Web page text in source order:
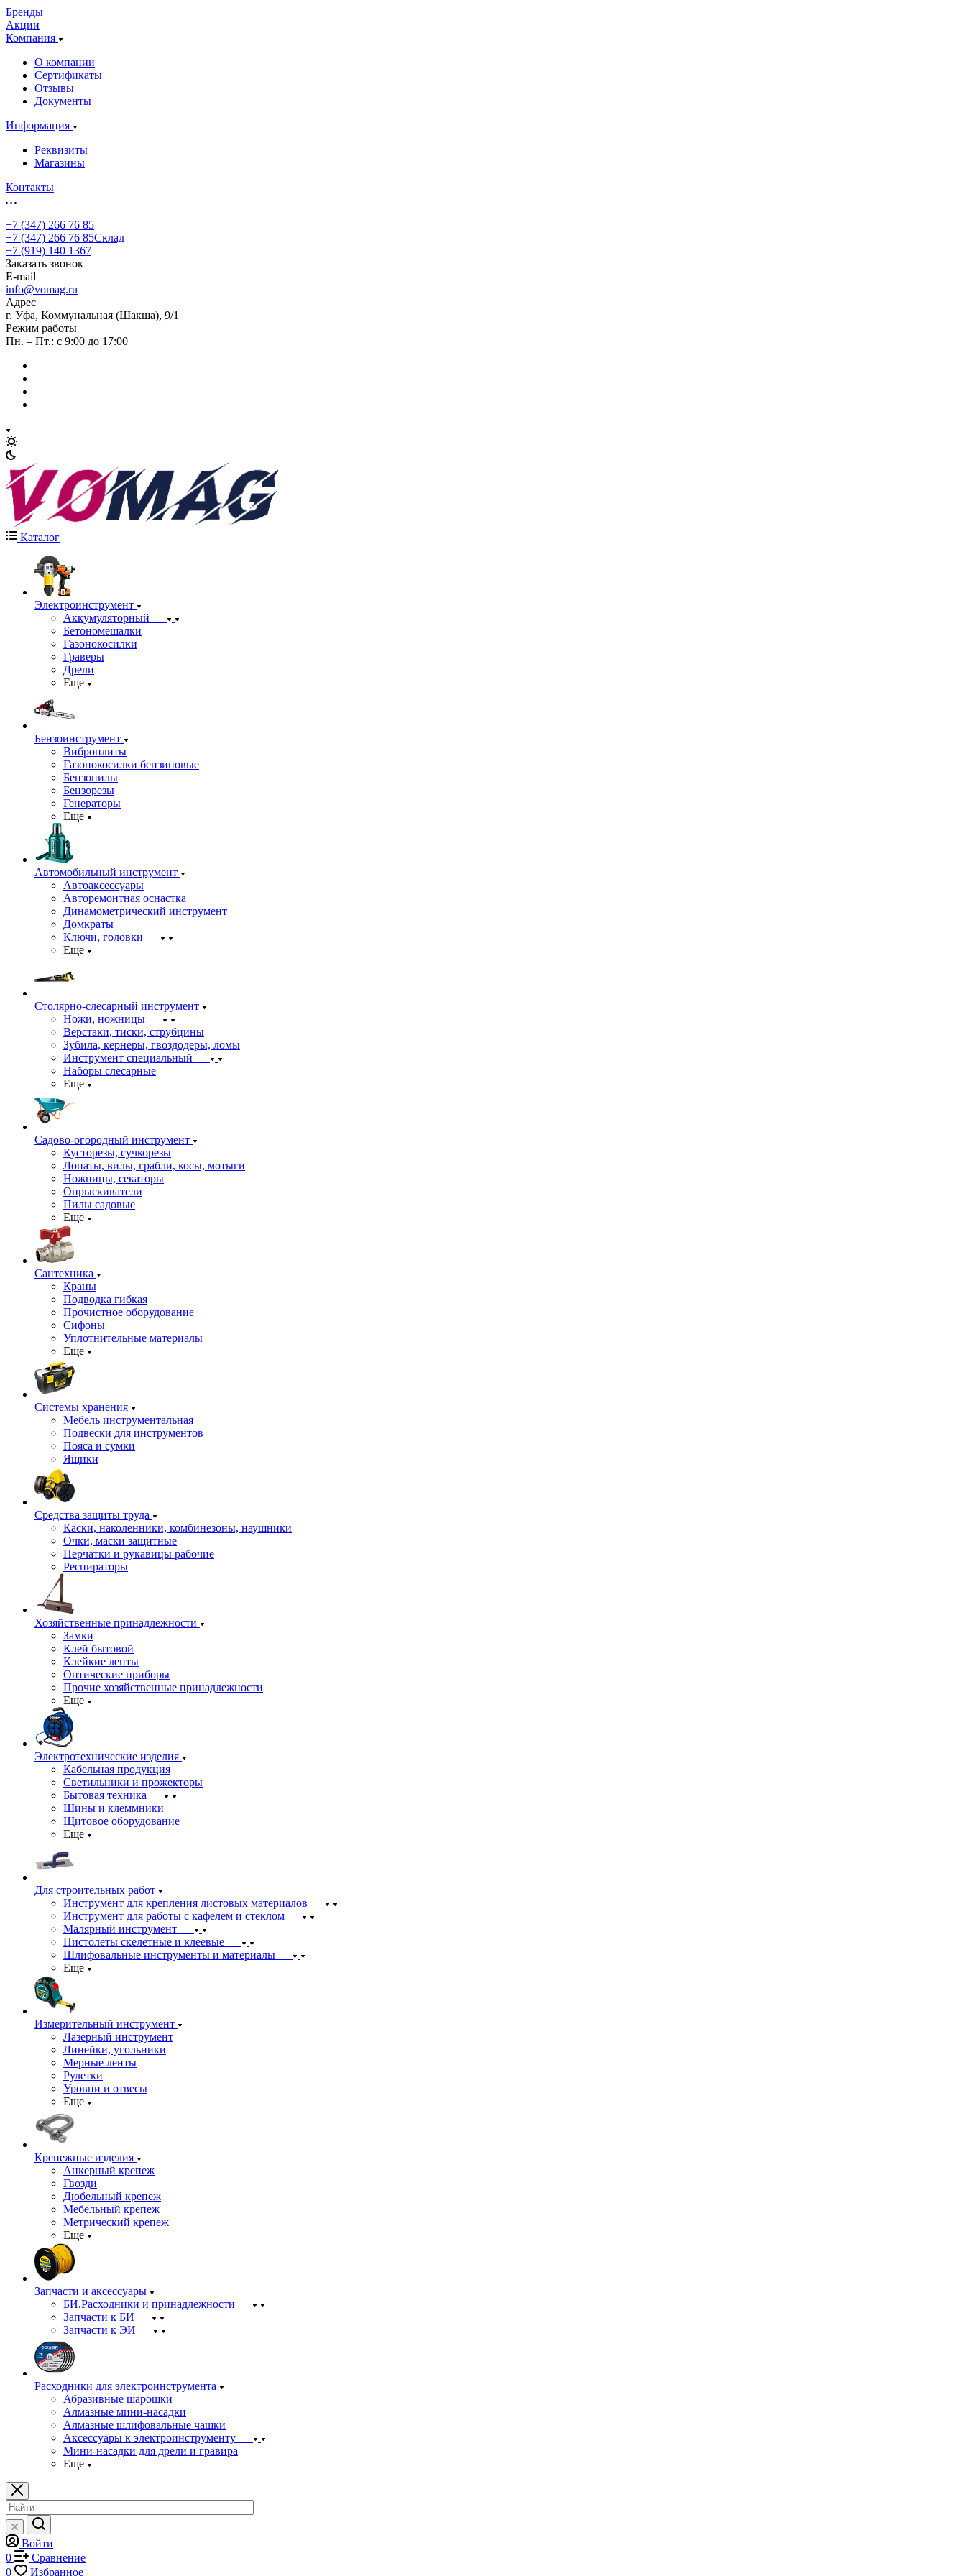
Бренды
Акции
Компания
О компании
Сертификаты
Отзывы
Документы
Информация
Реквизиты
Магазины
Контакты
+7 (347) 266 76 85
+7 (347) 266 76 85Склад
+7 (919) 140 1367
Заказать звонок
E-mail
info@vomag.ru
Адрес
г. Уфа, Коммунальная (Шакша), 9/1
Режим работы
Пн. – Пт.: с 9:00 до 17:00
Каталог
Электроинструмент
Аккумуляторный
Бетономешалки
Газонокосилки
Граверы
Дрели
Еще
Бензоинструмент
Виброплиты
Газонокосилки бензиновые
Бензопилы
Бензорезы
Генераторы
Еще
Автомобильный инструмент
Автоаксессуары
Авторемонтная оснастка
Динамометрический инструмент
Домкраты
Ключи, головки
Еще
Столярно-слесарный инструмент
Ножи, ножницы
Верстаки, тиски, струбцины
Зубила, кернеры, гвоздодеры, ломы
Инструмент специальный
Наборы слесарные
Еще
Садово-огородный инструмент
Кусторезы, сучкорезы
Лопаты, вилы, грабли, косы, мотыги
Ножницы, секаторы
Опрыскиватели
Пилы садовые
Еще
Сантехника
Краны
Подводка гибкая
Прочистное оборудование
Сифоны
Уплотнительные материалы
Еще
Системы хранения
Мебель инструментальная
Подвески для инструментов
Пояса и сумки
Ящики
Средства защиты труда
Каски, наколенники, комбинезоны, наушники
Очки, маски защитные
Перчатки и рукавицы рабочие
Респираторы
Хозяйственные принадлежности
Замки
Клей бытовой
Клейкие ленты
Оптические приборы
Прочие хозяйственные принадлежности
Еще
Электротехнические изделия
Кабельная продукция
Светильники и прожекторы
Бытовая техника
Шины и клеммники
Щитовое оборудование
Еще
Для строительных работ
Инструмент для крепления листовых материалов
Инструмент для работы с кафелем и стеклом
Малярный инструмент
Пистолеты скелетные и клеевые
Шлифовальные инструменты и материалы
Еще
Измерительный инструмент
Лазерный инструмент
Линейки, угольники
Мерные ленты
Рулетки
Уровни и отвесы
Еще
Крепежные изделия
Анкерный крепеж
Гвозди
Дюбельный крепеж
Мебельный крепеж
Метрический крепеж
Еще
Запчасти и аксессуары
БИ.Расходники и принадлежности
Запчасти к БИ
Запчасти к ЭИ
Расходники для электроинструмента
Абразивные шарошки
Алмазные мини-насадки
Алмазные шлифовальные чашки
Аксессуары к электроинструменту
Мини-насадки для дрели и гравира
Еще
Войти
0
Сравнение
0
Избранное